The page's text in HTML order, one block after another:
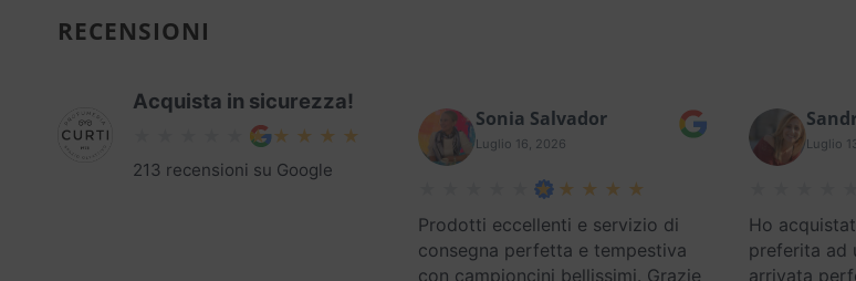
RECENSIONI
Acquista in sicurezza!
213 recensioni su Google
Sonia Salvador
Luglio 16, 2026
Prodotti eccellenti e servizio di
consegna perfetta e tempestiva
con campioncini bellissimi. Grazie
Luglio
Ho
preferita ad
arrivata